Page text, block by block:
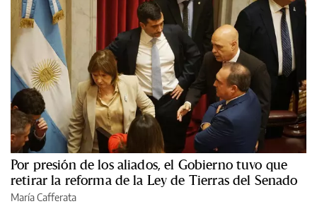
Por presión de los aliados, el Gobierno tuvo que
retirar la reforma de la Ley de Tierras del Senado
María Cafferata